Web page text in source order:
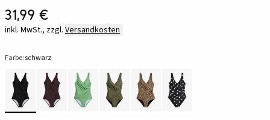
31,99 €
inkl. MwSt., zzgl. Versandkosten
Farbe:schwarz